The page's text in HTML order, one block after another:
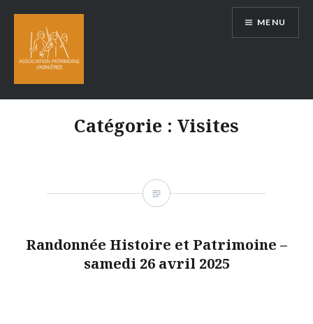
contenu
MENU
Catégorie : Visites
Randonnée Histoire et Patrimoine –
samedi 26 avril 2025